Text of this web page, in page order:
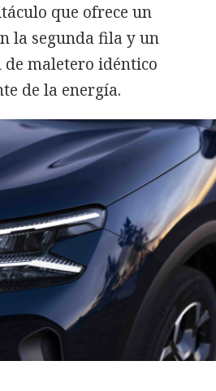
que ofrece un
la segunda fila y un
de maletero idéntico
de la energía.